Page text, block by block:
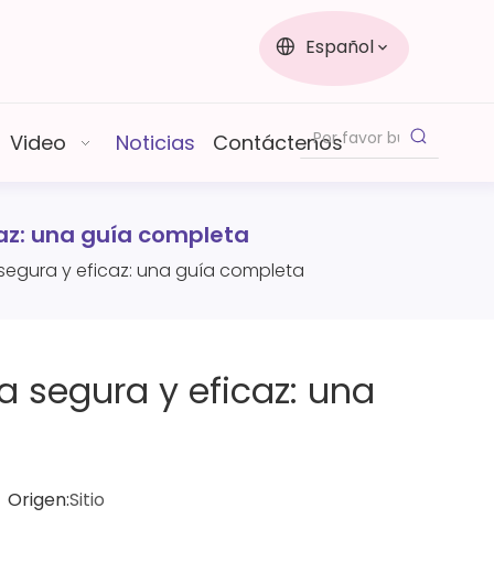
Español
Video Noticias Contáctenos
una guía completa
y eficaz: una guía completa
segura y eficaz: una
Sitio